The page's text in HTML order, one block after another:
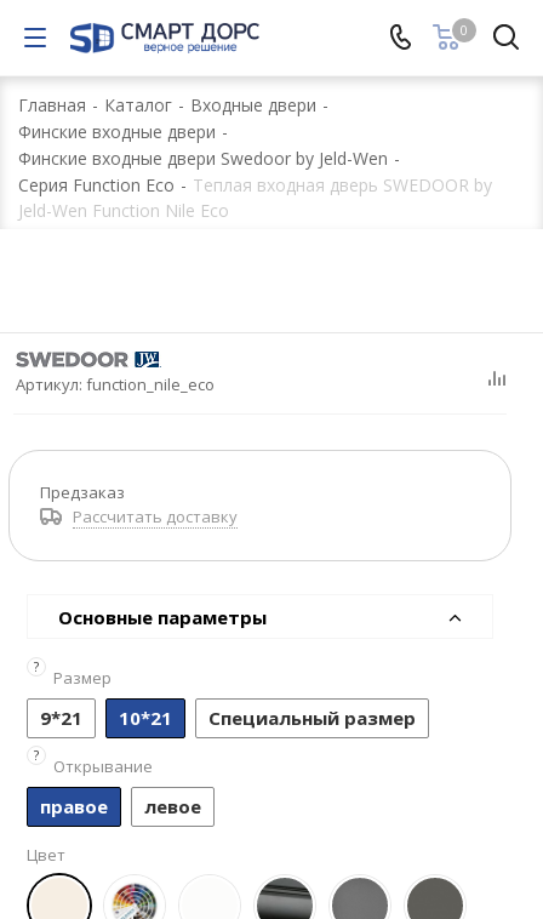
0
Главная - Каталог - Входные двери -
Финские входные двери -
Финские входные двери Swedoor by Jeld-Wen -
Серия Function Eco - Теплая входная дверь SWEDOOR by
Jeld-Wen Function Nile Eco
Артикул: function_nile_eco
Предзаказ
Рассчитать доставку
Основные параметры
?
Размер
9*21 10*21 Специальный размер
?
Открывание
правое левое
Цвет